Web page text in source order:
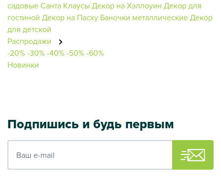
садовыеСанта КлаусыДекор на Хэллоуин Декор для
гостиной Декор на Пасху Баночки металлическиеДекор
для детской
Распродажи
-20%-30%-40%-50%-60%
Новинки
Подпишись и будь первым